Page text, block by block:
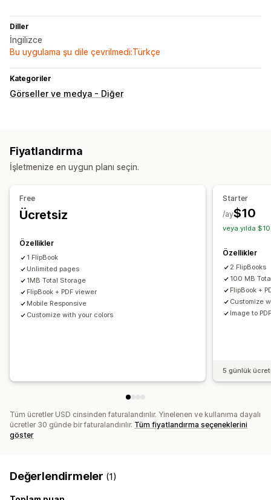
Diller
İngilizce
Bu uygulama şu dile çevrilmedi:Türkçe
Kategoriler
Görseller ve medya - Diğer
Fiyatlandırma
İşletmenize en uygun planı seçin.
Free
Ücretsiz
Özellikler
1 FlipBook
Unlimited pages
1MB Total Storage
FlipBook + PDF viewer
Mobile Responsive
Customize with your colors
Starter
$10
/ay
veya yılda
Özellikler
2 FlipBooks
100 MB
FlipBook +
Customize
Image to
5 günlük
Tüm ücretler USD cinsinden faturalandırılır. Yinelenen ve kullanıma dayalı
ücretler 30 günde bir faturalandırılır. Tüm fiyatlandırma seçeneklerini
göster
Değerlendirmeler (1)